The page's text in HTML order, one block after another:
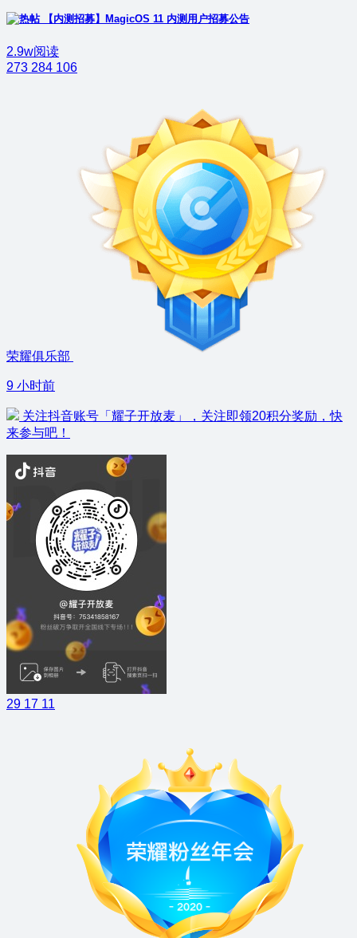
【内测招募】MagicOS 11 内测用户招募公告
2.9w阅读
273 284 106
荣耀俱乐部
9 小时前
关注抖音账号「耀子开放麦」，关注即领20积分奖励，快
来参与吧！
29 17 11